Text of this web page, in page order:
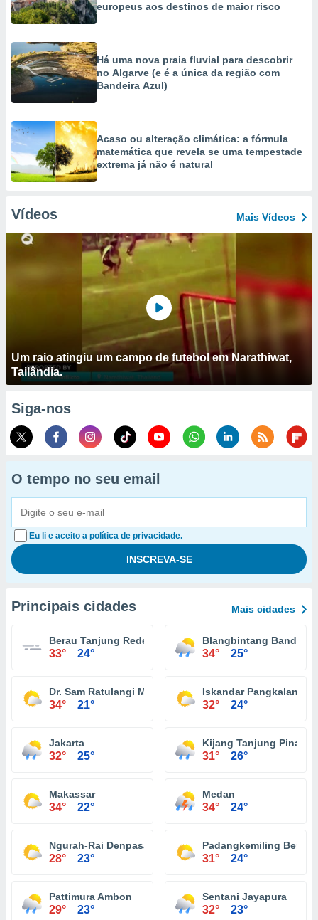
europeus aos destinos de maior risco
Há uma nova praia fluvial para descobrir
no Algarve (e é a única da região com
Bandeira Azul)
Acaso ou alteração climática: a fórmula
matemática que revela se uma tempestade
extrema já não é natural
Vídeos Mais Vídeos
Um raio atingiu um campo de futebol em Narathiwat,
Tailândia.
Siga-nos
O tempo no seu email
Eu li e aceito a política de privacidade.
Principais cidades Mais cidades
Berau Tanjung Redeb
33° 24°
Blangbintang Banda
34° 25°
Dr. Sam Ratulangi Menado
34° 21°
Iskandar Pangkalan
32° 24°
Jakarta
32° 25°
Kijang Tanjung Pinang
31° 26°
Makassar
34° 22°
Medan
34° 24°
Ngurah-Rai Denpasar
28° 23°
Padangkemiling
31° 24°
Pattimura Ambon
29° 23°
Sentani Jayapura
32° 23°